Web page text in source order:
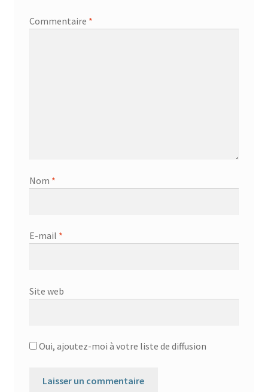
Commentaire *
Nom *
E-mail *
Site web
Oui, ajoutez-moi à votre liste de diffusion